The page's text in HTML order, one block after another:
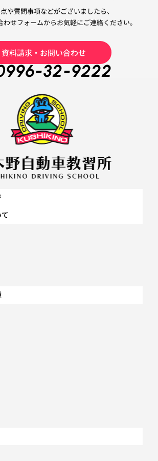
や質問事項などがございましたら、
わせフォームからお気軽にご連絡ください。
資料請求・お問い合わせ
32-9222